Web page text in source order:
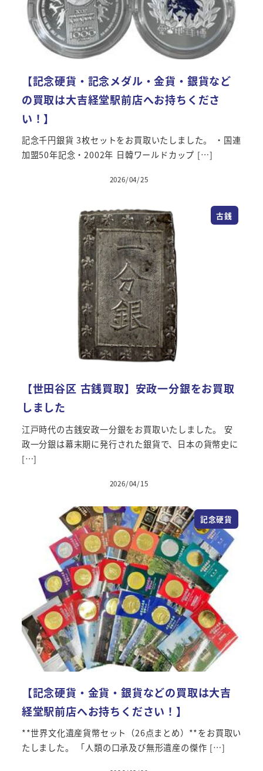
【記念硬貨・記念メダル・金貨・銀貨など
の買取は大吉経堂駅前店へお持ちくださ
い！】
記念千円銀貨 3枚セットをお買取いたしました。 ・国連
加盟50年記念・2002年 日韓ワールドカップ […]
2026/04/25
古銭
【世田谷区 古銭買取】安政一分銀をお買取
しました
江戸時代の古銭安政一分銀をお買取いたしました。 安
政一分銀は幕末期に発行された銀貨で、日本の貨幣史に
[…]
2026/04/15
記念硬貨
【記念硬貨・金貨・銀貨などの買取は大吉
経堂駅前店へお持ちください！】
**世界文化遺産貨幣セット（26点まとめ）**をお買取い
たしました。 「人類の口承及び無形遺産の傑作 […]